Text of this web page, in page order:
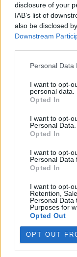
disclosure of your
IAB’s list of
also be disclosed
Downstream
Personal Data
I want to opt-
personal data.
Opted In
I want to opt-
Personal Data.
Opted In
I want to opt-
Personal Data
Opted In
I want to opt-
Retention,
Personal Data
Purposes for
Opted Out
OPT OUT
Jiří Svoboda a
fotovoltaika
15.12.2008
"Koupím dva
Takto obvykle zní
zcela legálního,
Karel Srdečný:
větrných a
klesnou
5.12.2008
Energetický
fotovoltaických
roku, musí počítat s
cenám v letošním
zdrojů si spíše
zelené bonusy,
Hanka
5.12.2008
Zhruba před dvěma
tím, že cyklostezky